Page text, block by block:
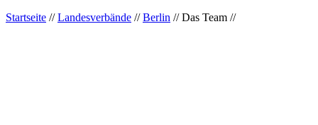
Startseite //Landesverbände //Berlin // Das Team //